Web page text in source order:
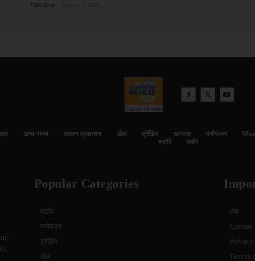
TBN Desk
अन्य राज्य शासन प्रशासन खेल ट्रेंडिंग अपराध मनोरंजन
चटोरे
ब्लॉग
Popular Categories
चटोरे
मनोरंजन
ट्रेंडिंग
खेल
होम
Contac
Terms